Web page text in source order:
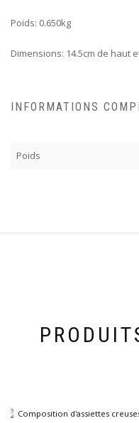
Poids: 0.650kg
Dimensions: 14.5cm de haut
INFORMATIONS
Poids